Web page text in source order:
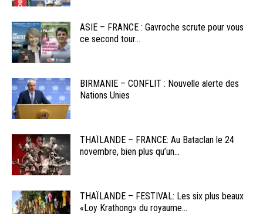
ASIE – FRANCE : Gavroche scrute pour vous
ce second tour...
BIRMANIE – CONFLIT : Nouvelle alerte des
Nations Unies
THAÏLANDE – FRANCE: Au Bataclan le 24
novembre, bien plus qu’un...
THAÏLANDE – FESTIVAL: Les six plus beaux
«Loy Krathong» du royaume...